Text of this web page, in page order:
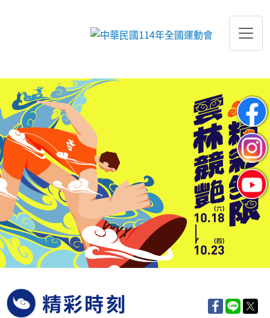
跳到主要內容
精彩時刻